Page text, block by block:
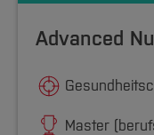
Advanced
Master